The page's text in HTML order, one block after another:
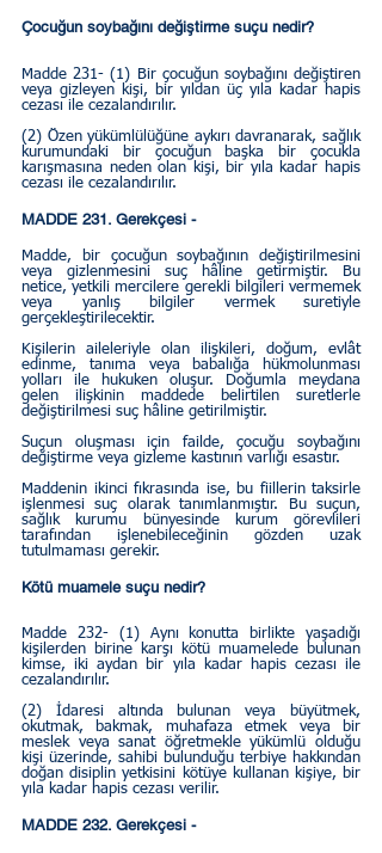
Çocuğun soybağını değiştirme suçu nedir?
Madde 231- (1) Bir çocuğun soybağını değiştiren
veya gizleyen kişi, bir yıldan üç yıla kadar hapis
cezası ile cezalandırılır.
(2) Özen yükümlülüğüne aykırı davranarak, sağlık
kurumundaki bir çocuğun başka bir çocukla
karışmasına neden olan kişi, bir yıla kadar hapis
cezası ile cezalandırılır.
MADDE 231. Gerekçesi -
Madde, bir çocuğun soybağının değiştirilmesini
veya gizlenmesini suç hâline getirmiştir. Bu
netice, yetkili mercilere gerekli bilgileri vermemek
veya yanlış bilgiler vermek suretiyle
gerçekleştirilecektir.
Kişilerin aileleriyle olan ilişkileri, doğum, evlât
edinme, tanıma veya babalığa hükmolunması
yolları ile hukuken oluşur. Doğumla meydana
gelen ilişkinin maddede belirtilen suretlerle
değiştirilmesi suç hâline getirilmiştir.
Suçun oluşması için failde, çocuğu soybağını
değiştirme veya gizleme kastının varlığı esastır.
Maddenin ikinci fıkrasında ise, bu fiillerin taksirle
işlenmesi suç olarak tanımlanmıştır. Bu suçun,
sağlık kurumu bünyesinde kurum görevlileri
tarafından işlenebileceğinin gözden uzak
tutulmaması gerekir.
Kötü muamele suçu nedir?
Madde 232- (1) Aynı konutta birlikte yaşadığı
kişilerden birine karşı kötü muamelede bulunan
kimse, iki aydan bir yıla kadar hapis cezası ile
cezalandırılır.
(2) İdaresi altında bulunan veya büyütmek,
okutmak, bakmak, muhafaza etmek veya bir
meslek veya sanat öğretmekle yükümlü olduğu
kişi üzerinde, sahibi bulunduğu terbiye hakkından
doğan disiplin yetkisini kötüye kullanan kişiye, bir
yıla kadar hapis cezası verilir.
MADDE 232. Gerekçesi -